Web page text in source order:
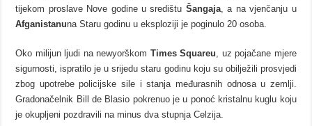
tijekom proslave Nove godine u središtu Šangaja, a na vjenčanju u
Afganistanuna Staru godinu u eksploziji je poginulo 20 osoba.
Oko milijun ljudi na newyorškom Times Squareu, uz pojačane mjere
sigurnosti, ispratilo je u srijedu staru godinu koju su obilježili prosvjedi
zbog upotrebe policijske sile i stanja međurasnih odnosa u zemlji.
Gradonačelnik Bill de Blasio pokrenuo je u ponoć kristalnu kuglu koju
je okupljeni pozdravili na minus dva stupnja Celzija.